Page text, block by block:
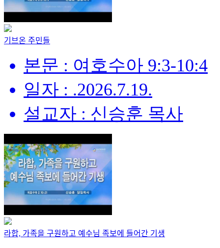
기브온 주민들
본문 : 여호수아 9:3-10:4
일자 : .2026.7.19.
설교자 : 신승훈 목사
라합, 가족을 구원하고 예수님 족보에 들어간 기생